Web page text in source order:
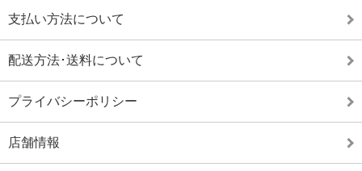
支払い方法について
配送方法･送料について
プライバシーポリシー
店舗情報